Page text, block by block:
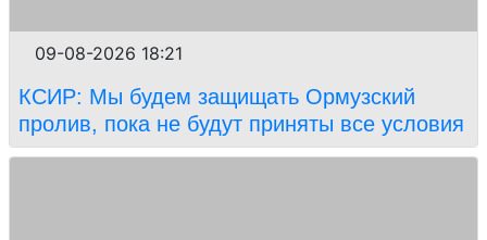
09-08-2026 18:21
КСИР: Мы будем защищать Ормузский
пролив, пока не будут приняты все условия